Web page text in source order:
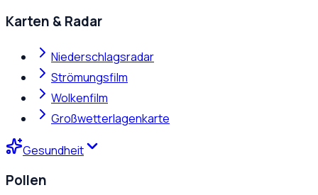
Karten & Radar
Niederschlagsradar
Strömungsfilm
Wolkenfilm
Großwetterlagenkarte
Gesundheit
Pollen